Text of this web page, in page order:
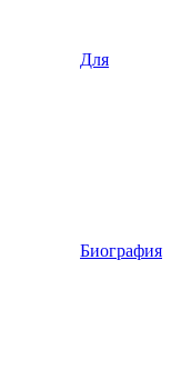
Для
Биография